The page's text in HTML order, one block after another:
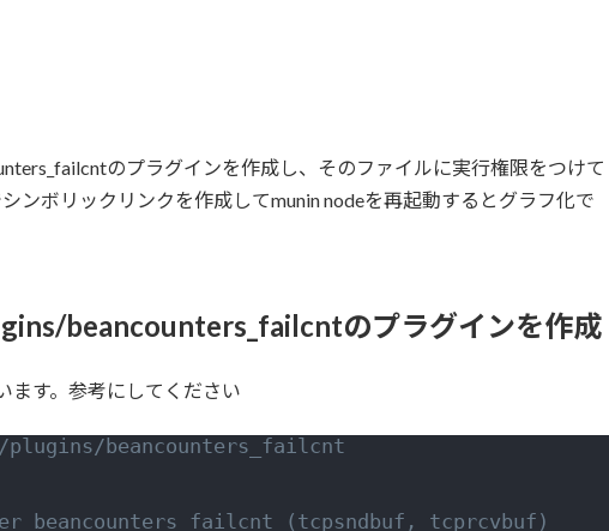
のプラグインを作成し、そのファイルに実行権限をつけて
ンボリックリンクを作成してmunin nodeを再起動するとグラフ化で
beancounters_failcntのプラグインを作成
ます。参考にしてください
beancounters_failcnt
failcnt (tcpsndbuf, tcprcvbuf)